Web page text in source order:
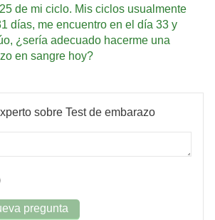
de mi ciclo. Mis ciclos usualmente
días, me encuentro en el día 33 y
¿sería adecuado hacerme una
en sangre hoy?
sobre Test de embarazo
pregunta